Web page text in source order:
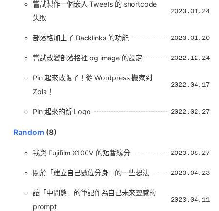
嘗試製作一個嵌入 Tweets 的 shortcode
失敗
2023.01.24
部落格加上了 Backlinks 的功能 2023.01.20
嘗試改變部落格裡 og image 的設定 2022.12.24
Pin 起來改版了！從 Wordpress 搬家到
Zola！
2022.04.17
Pin 起來的新 Logo 2022.02.27
Random (8)
我與 Fujifilm X100V 的短暫緣分 2023.08.27
關於「建立自己數位分身」的一些想法 2023.04.23
讓「中間態」的筆記作為自己未來靈感的
prompt
2023.04.11